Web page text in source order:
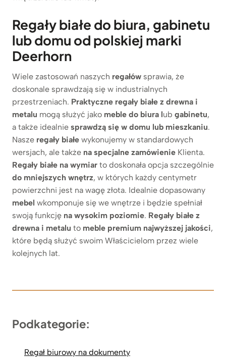
Regały białe do biura, gabinetu
lub domu od polskiej marki
Deerhorn
Wiele zastosowań naszych regałów sprawia, że
doskonale sprawdzają się w industrialnych
przestrzeniach. Praktyczne regały białe z drewna i
metalu mogą służyć jako meble do biura lub gabinetu,
a także idealnie sprawdzą się w domu lub mieszkaniu.
Nasze regały białe wykonujemy w standardowych
wersjach, ale także na specjalne zamówienie Klienta.
Regały białe na wymiar to doskonała opcja szczególnie
do mniejszych wnętrz, w których każdy centymetr
powierzchni jest na wagę złota. Idealnie dopasowany
mebel wkomponuje się we wnętrze i będzie spełniał
swoją funkcję na wysokim poziomie. Regały białe z
drewna i metalu to meble premium najwyższej jakości,
które będą służyć swoim Właścicielom przez wiele
kolejnych lat.
Podkategorie:
Regał biurowy na dokumenty